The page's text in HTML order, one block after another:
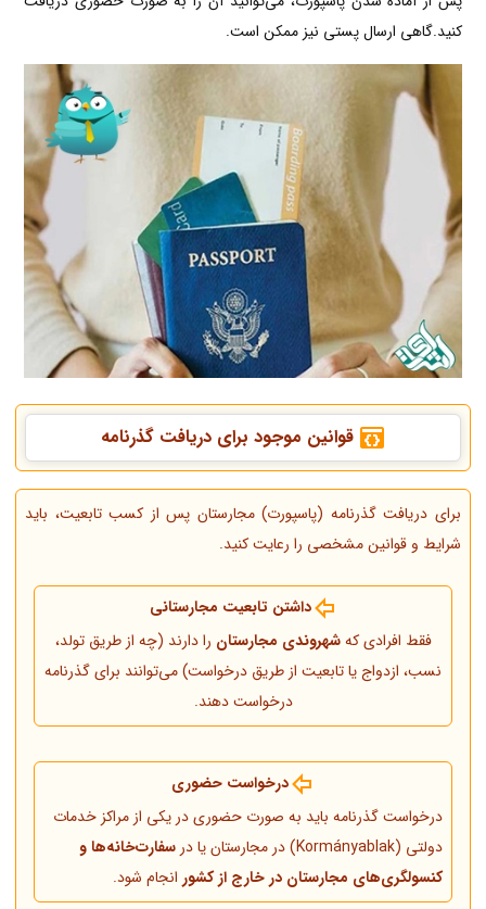
کنید.گاهی ارسال پستی نیز ممکن است.
قوانین موجود برای دریافت گذرنامه
برای دریافت گذرنامه (پاسپورت) مجارستان پس از کسب تابعیت، باید
شرایط و قوانین مشخصی را رعایت کنید.
داشتن تابعیت مجارستانی
فقط افرادی کهشهروندی مجارستان را دارند (چه از طریق تولد،
نسب، ازدواج یا تابعیت از طریق درخواست) می‌توانند برای گذرنامه
درخواست دهند.
درخواست حضوری
درخواست گذرنامه باید به صورت حضوری در یکی از مراکز خدمات
دولتی (Kormányablak) در مجارستان یا در
سفارت‌خانه‌ها و
کنسولگری‌های مجارستان در خارج از کشور انجام شود.